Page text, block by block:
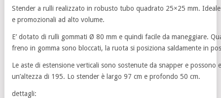
Stender a rulli realizzato in robusto tubo quadrato 25×25 mm.
e promozionali ad alto volume.
E’ dotato di rulli gommati Ø 80 mm e quindi facile da maneggiare.
freno in gomma sono bloccati, la ruota si posiziona saldamente in
Le aste di estensione verticali sono sostenute da snapper e possono
un’altezza di 195. Lo stender è largo 97 cm e profondo 50 cm.
dettagli: